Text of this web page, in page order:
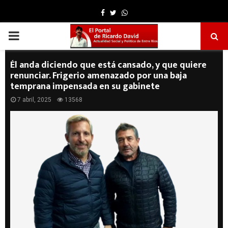
Facebook
TwitterWhatsapp
PRIMARY
MENU
Él anda diciendo que está cansado, y que quiere
renunciar. Frigerio amenazado por una baja
temprana impensada en su gabinete
7 abril, 2025 13568